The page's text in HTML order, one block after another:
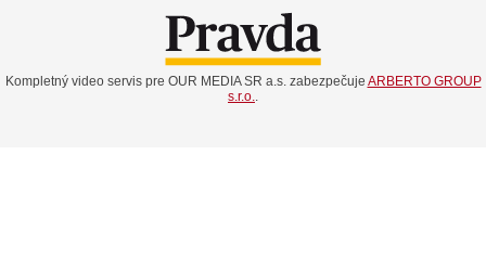
Kompletný video servis pre OUR MEDIA SR a.s. zabezpečuje ARBERTO GROUP
s.r.o..